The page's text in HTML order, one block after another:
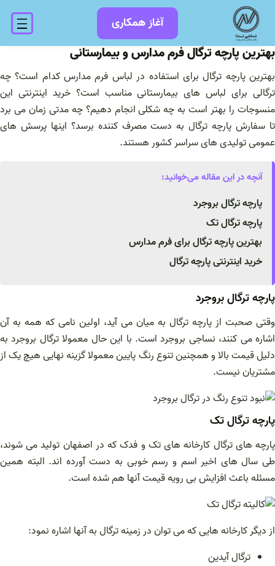
محتوا
آغاز همکاری
بهترین پارچه ترگال فرم مدارس و بیمارستانی
بهترین پارچه ترگال برای استفاده در لباس فرم مدارس کدام است؟ چه
ترگالی برای لباس های بیمارستانی مناسب است؟ خرید اینترنتی این
منسوجات را بهتر است به چه شکلی انجام دهیم؟ چه مدتی زمان می برد
تا سفارش پارچه ترگال به دست مصرف کننده برسد؟ اینها پرسش های
عمومی تولیدی های سراسر کشور هستند.
آنچه در این مقاله می‌خوانید:
پارچه ترگال بروجرد
پارچه ترگال تک
بهترین پارچه ترگال برای فرم مدارس
خرید اینترنتی پارچه ترگال
پارچه ترگال بروجرد
وقتی صحبت از پارچه ترگال به میان می آید، اولین نامی که همه به آن
اشاره می کنند، نساجی بروجرد است. با این حال معمولا ترگال بروجرد به
دلیل قیمت بالا و همچنین تنوع رنگ پایین معمولا گزینه نهایی هیچ یک از
مشتریان نیست.
پارچه ترگال تک
پارچه های ترگال کارخانه های تک و فدک که در اصفهان تولید می شوند،
طی سال های اخیر اسم و رسم خوبی به دست آورده اند. البته همین
مسئله باعث افزایش بی رویه قیمت آنها هم شده است.
از دیگر کارخانه هایی که می توان در زمینه ترگال به آنها اشاره نمود:
ترگال آیدین